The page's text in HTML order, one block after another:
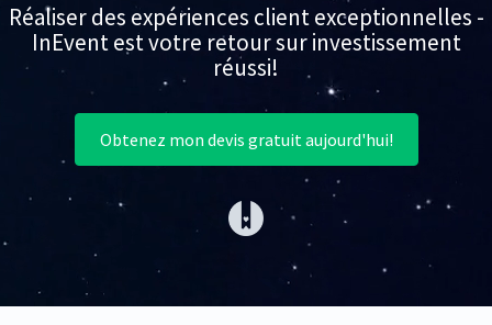
Réaliser des expériences client exceptionnelles -
InEvent est votre retour sur investissement
réussi!
Obtenez mon devis gratuit aujourd'hui!
(opens in a new tab)